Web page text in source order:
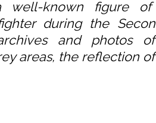
well-known figure
during the
and photos
areas, the reflection